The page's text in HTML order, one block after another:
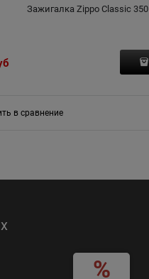
Зажигалка Zippo Classic 350
в сравнение